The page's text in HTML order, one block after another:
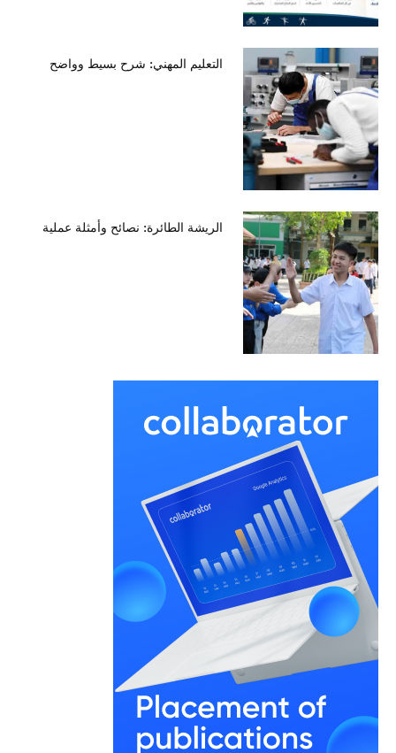
التعليم المهني: شرح بسيط وواضح
الريشة الطائرة: نصائح وأمثلة عملية